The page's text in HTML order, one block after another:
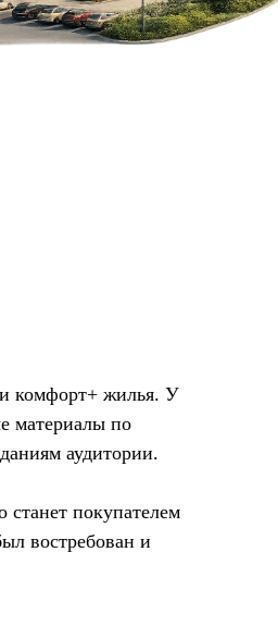
комфорт+ жилья. У
материалы по
аудитории.
покупателем
востребован и